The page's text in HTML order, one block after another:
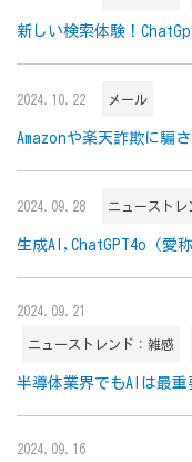
新しい検索体験！
2024.10.22 メール
Amazonや楽天詐欺に騙
2024.09.28 ニューストレ
生成AI,ChatGPT4o（愛
2024.09.21
ニューストレンド：雑感
半導体業界でもAIは最重
2024.09.16